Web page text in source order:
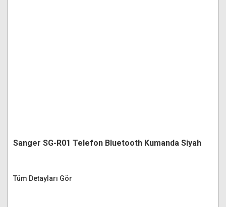
Sanger SG-R01 Telefon Bluetooth Kumanda Siyah
Tüm Detayları Gör